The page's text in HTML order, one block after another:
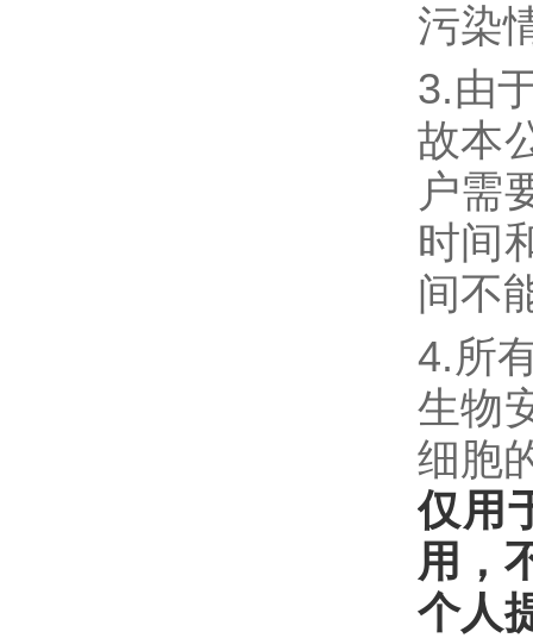
污染
3.由
故本
户需
时间
间不
4.所
生物
细胞
仅用
用，
个人